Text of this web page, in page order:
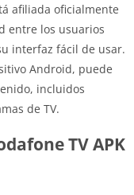
afiliada oficialmente
entre los usuarios
interfaz fácil de usar.
Android, puede
incluidos
de TV.
TV APK